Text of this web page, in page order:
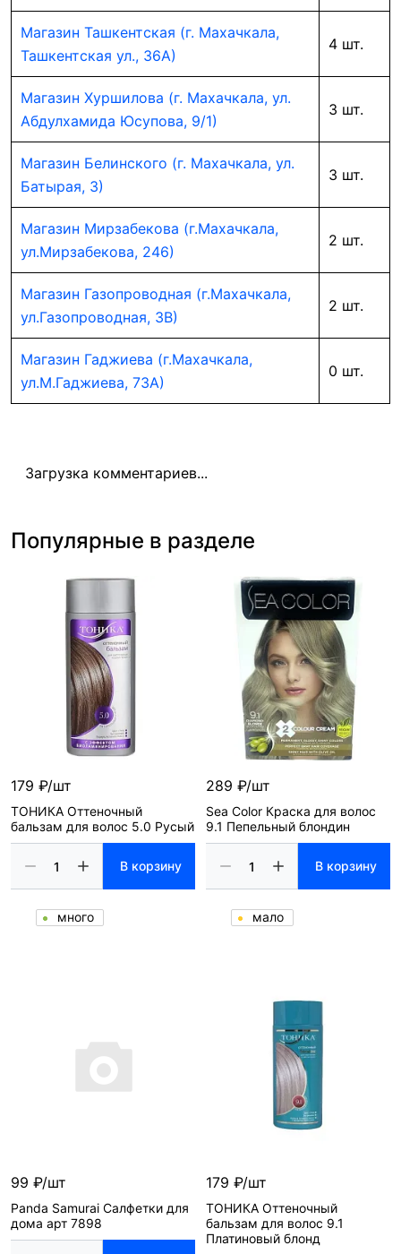
Магазин Ташкентская (г. Махачкала,
Ташкентская ул., 36А)
4 шт.
Магазин Хуршилова (г. Махачкала, ул.
Абдулхамида Юсупова, 9/1)
3 шт.
Магазин Белинского (г. Махачкала, ул.
Батырая, 3)
3 шт.
Магазин Мирзабекова (г.Махачкала,
ул.Мирзабекова, 246)
2 шт.
Магазин Газопроводная (г.Махачкала,
ул.Газопроводная, 3В)
2 шт.
Магазин Гаджиева (г.Махачкала,
ул.М.Гаджиева, 73А)
0 шт.
Загрузка комментариев...
Популярные в разделе
179 ₽/шт
ТОНИКА Оттеночный
бальзам для волос 5.0 Русый
В корзину
много
289 ₽/шт
Sea Color Краска для волос
9.1 Пепельный блондин
В корзину
мало
99 ₽/шт
Panda Samurai Салфетки для
дома арт 7898
179 ₽/шт
ТОНИКА Оттеночный
бальзам для волос 9.1
Платиновый блонд